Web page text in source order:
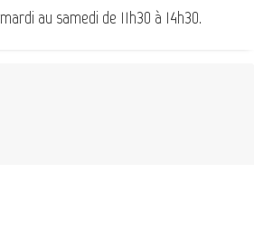
au samedi de 11h30 à 14h30.